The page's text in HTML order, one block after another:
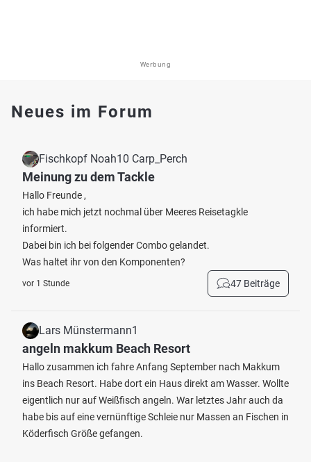
Werbung
Neues im Forum
Fischkopf Noah10 Carp_Perch
Meinung zu dem Tackle
Hallo Freunde ,
ich habe mich jetzt nochmal über Meeres Reisetagkle
informiert.
Dabei bin ich bei folgender Combo gelandet.
Was haltet ihr von den Komponenten?
vor 1 Stunde 47 Beiträge
Lars Münstermann1
angeln makkum Beach Resort
Hallo zusammen ich fahre Anfang September nach Makkum
ins Beach Resort. Habe dort ein Haus direkt am Wasser. Wollte
eigentlich nur auf Weißfisch angeln. War letztes Jahr auch da
habe bis auf eine vernünftige Schleie nur Massen an Fischen in
Köderfisch Größe gefangen.